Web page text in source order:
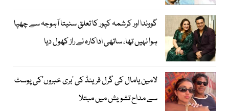
گووندا اور کرشمہ کپور کا تعلق سنیتا آہوجہ سے چھپا
ہوا نہیں تھا، ساتھی اداکارہ نے راز کھول دیا
لامین یامال کی گرل فرینڈ کی ’بری خبروں‘کی پوسٹ
سے مداح تشویش میں مبتلا